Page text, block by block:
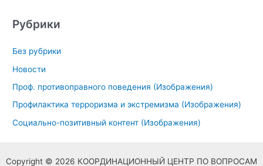
Рубрики
Без рубрики
Новости
Проф. противоправного поведения (Изображения)
Профилактика терроризма и экстремизма (Изображения)
Социально-позитивный контент (Изображения)
Copyright © 2026 КООРДИНАЦИОННЫЙ ЦЕНТР ПО ВОПРОСАМ